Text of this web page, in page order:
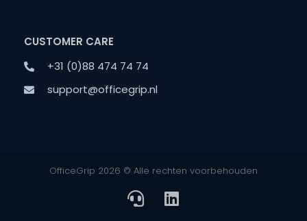
CUSTOMER CARE
+31 (0)88 474 74 74
support@officegrip.nl
OfficeGrip 2026 © Alle rechten voorbehouden